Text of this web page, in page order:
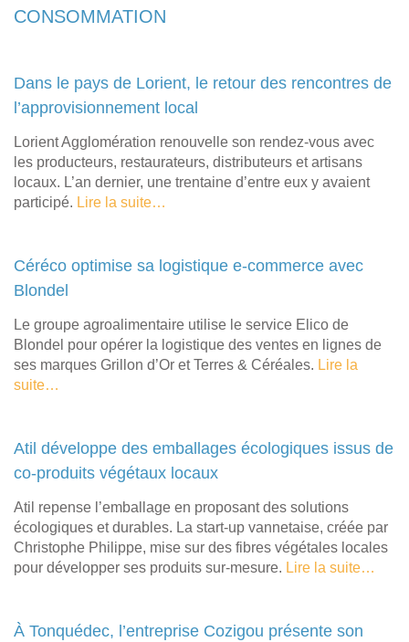
CONSOMMATION
Dans le pays de Lorient, le retour des rencontres de
l’approvisionnement local
Lorient Agglomération renouvelle son rendez-vous avec
les producteurs, restaurateurs, distributeurs et artisans
locaux. L’an dernier, une trentaine d’entre eux y avaient
participé. Lire la suite…
Céréco optimise sa logistique e-commerce avec
Blondel
Le groupe agroalimentaire utilise le service Elico de
Blondel pour opérer la logistique des ventes en lignes de
ses marques Grillon d’Or et Terres & Céréales. Lire la
suite…
Atil développe des emballages écologiques issus de
co-produits végétaux locaux
Atil repense l’emballage en proposant des solutions
écologiques et durables. La start-up vannetaise, créée par
Christophe Philippe, mise sur des fibres végétales locales
pour développer ses produits sur-mesure. Lire la suite…
À Tonquédec, l’entreprise Cozigou présente son